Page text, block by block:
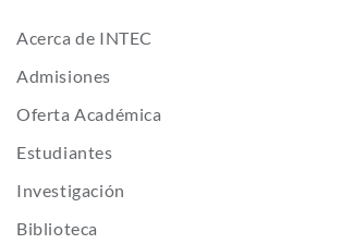
Acerca de INTEC
Admisiones
Oferta Académica
Estudiantes
Investigación
Biblioteca